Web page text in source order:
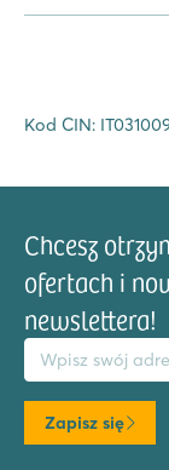
Kod CIN:
Chcesz
ofertach i
newslettera!
email
Zapisz się